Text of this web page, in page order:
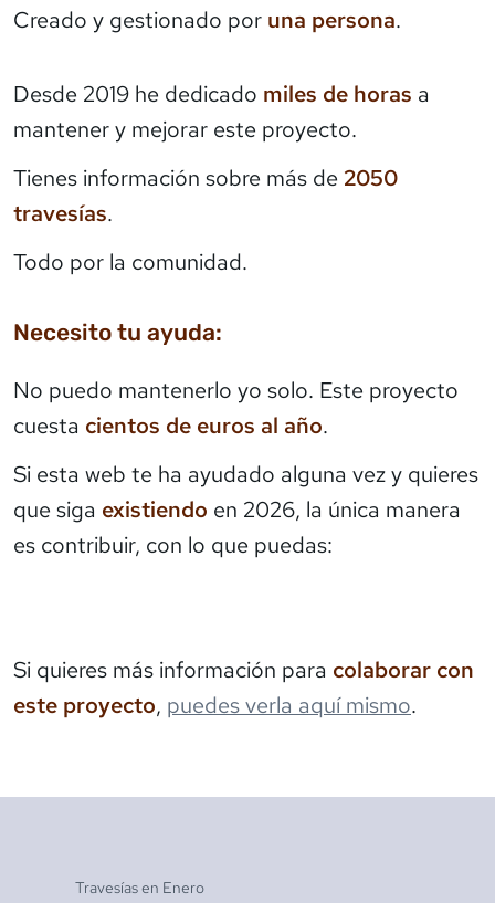
Creado y gestionado por una persona.
Desde 2019 he dedicado miles de horas a
mantener y mejorar este proyecto.
Tienes información sobre más de 2050
travesías.
Todo por la comunidad.
Necesito tu ayuda:
No puedo mantenerlo yo solo. Este proyecto
cuesta cientos de euros al año.
Si esta web te ha ayudado alguna vez y quieres
que siga existiendo en 2026, la única manera
es contribuir, con lo que puedas:
Si quieres más información para colaborar con
este proyecto, puedes verla aquí mismo.
Travesías en Enero